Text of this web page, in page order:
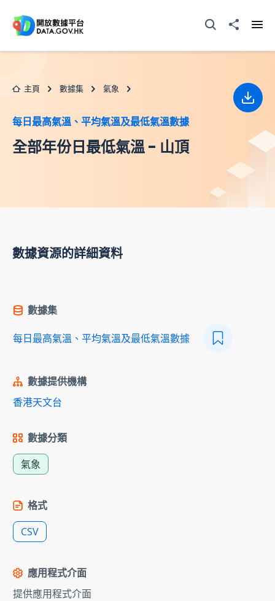
打開搜尋器分享至
主頁 數據集 氣象
每日最高氣溫、平均氣溫及最低氣溫數據
全部年份日最低氣溫 - 山頂
下載
數據資源的詳細資料
數據集
每日最高氣溫、平均氣溫及最低氣溫數據
數據提供機構
香港天文台
數據分類
氣象
格式
CSV
應用程式介面
提供應用程式介面